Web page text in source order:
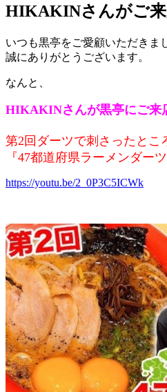
HIKAKINさんがご来
いつも黒亭をご愛顧いただきま
誠にありがとうございます。
なんと、
HIKAKINさんが黒亭にご来
第2回ダーツで刺さったとこ
『47都道府県ラーメンダーツ
https://youtu.be/2_0P3C5ICWk